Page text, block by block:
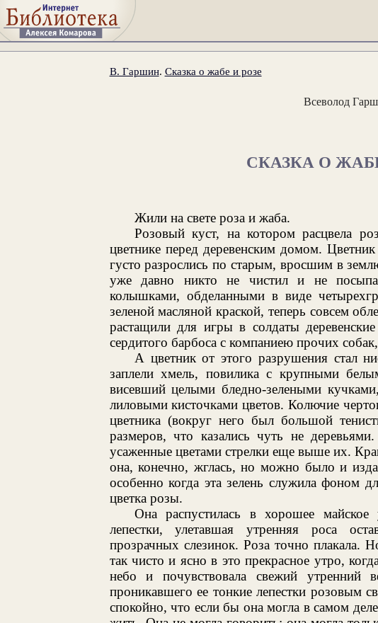
В. Гаршин. Сказка о жабе и розе
Всеволод
СКАЗКА О
Жили на свете роза и жаба.
Розовый куст, на котором расцвела
цветнике перед деревенским домом.
густо разрослись по старым, вросшим в
уже давно никто не чистил и не
колышками, обделанными в виде
зеленой масляной краской, теперь совсем
растащили для игры в солдаты
сердитого барбоса с компаниею прочих
А цветник от этого разрушения стал
заплели хмель, повилика с крупными
висевший целыми бледно-зелеными
лиловыми кисточками цветов. Колючие
цветника (вокруг него был большой
размеров, что казались чуть не
усаженные цветами стрелки еще выше их.
она, конечно, жглась, но можно было и
особенно когда эта зелень служила фоном
цветка розы.
Она распустилась в хорошее
лепестки, улетавшая утренняя роса
прозрачных слезинок. Роза точно плакала.
так чисто и ясно в это прекрасное утро,
небо и почувствовала свежий утренний
проникавшего ее тонкие лепестки розовым
спокойно, что если бы она могла в самом